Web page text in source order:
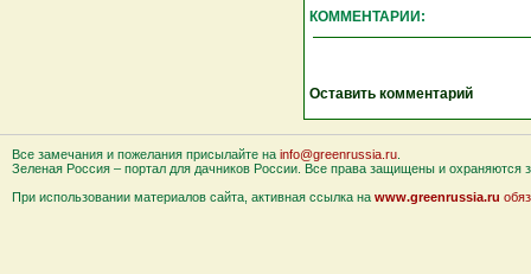
КОММЕНТАРИИ:
Оставить комментарий
Все замечания и пожелания присылайте на info@greenrussia.ru
Зеленая Россия – портал для дачников России. Все права защищены и охраняются
При использовании материалов сайта, активная ссылка на www.greenrussia.ru